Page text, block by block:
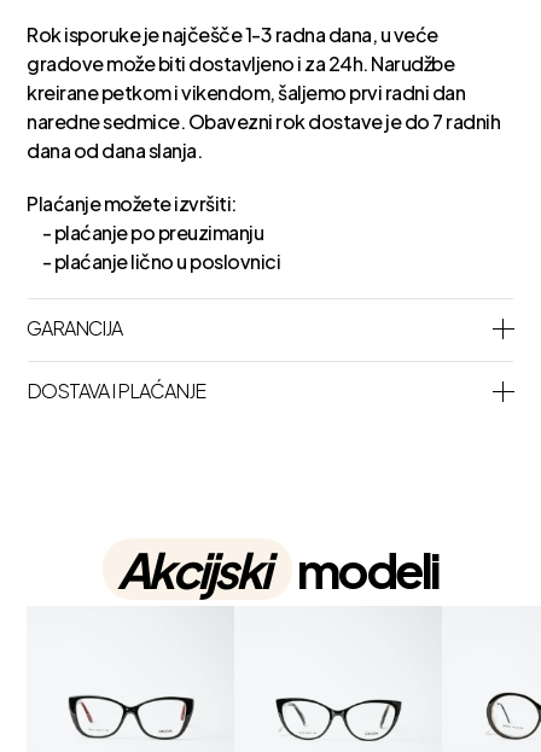
Rok isporuke je najčešče 1-3 radna dana, u veće
gradove može biti dostavljeno i za 24h. Narudžbe
kreirane petkom i vikendom, šaljemo prvi radni dan
naredne sedmice. Obavezni rok dostave je do 7 radnih
dana od dana slanja.
Plaćanje možete izvršiti:
- plaćanje po preuzimanju
- plaćanje lično u poslovnici
GARANCIJA
DOSTAVA I PLAĆANJE
Akcijski modeli